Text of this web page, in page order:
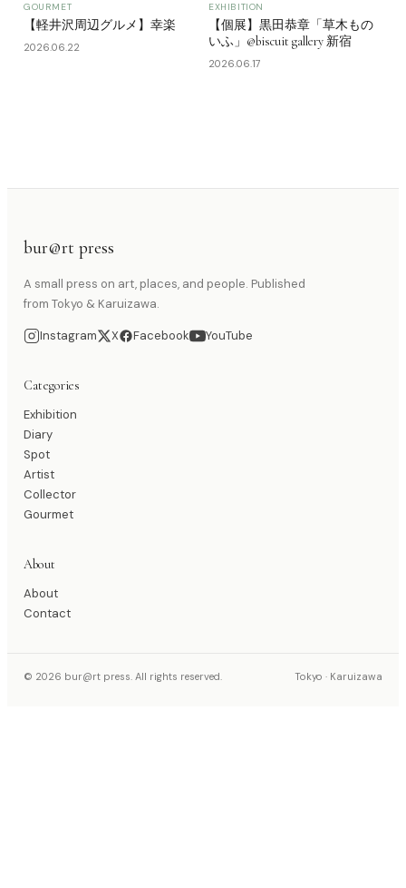
GOURMET
【軽井沢周辺グルメ】幸楽
2026.06.22
EXHIBITION
【個展】黒田恭章「草木もの
いふ」@biscuit gallery 新宿
2026.06.17
bur@rt press
A small press on art, places, and people. Published
from Tokyo & Karuizawa.
Instagram X Facebook YouTube
Categories
Exhibition
Diary
Spot
Artist
Collector
Gourmet
About
About
Contact
© 2026 bur@rt press. All rights reserved. Tokyo · Karuizawa